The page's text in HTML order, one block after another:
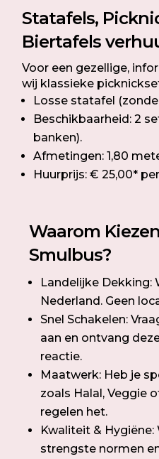
Statafels,
Biertafels
Voor een gezellige,
wij klassieke
Losse statafel
Beschikbaarheid: 2
banken).
Afmetingen: 1,80
Huurprijs: € 25,00*
Waarom
Smulbus?
Landelijke Dekking:
Nederland. Geen
Snel Schakelen:
aan en ontvang
reactie.
Maatwerk: Heb je
zoals Halal, Veggie
regelen het.
Kwaliteit &
strengste normen